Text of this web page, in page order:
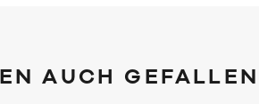
AUCH GEFALLEN